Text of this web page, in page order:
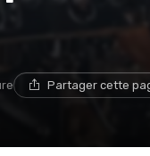
Partager cette